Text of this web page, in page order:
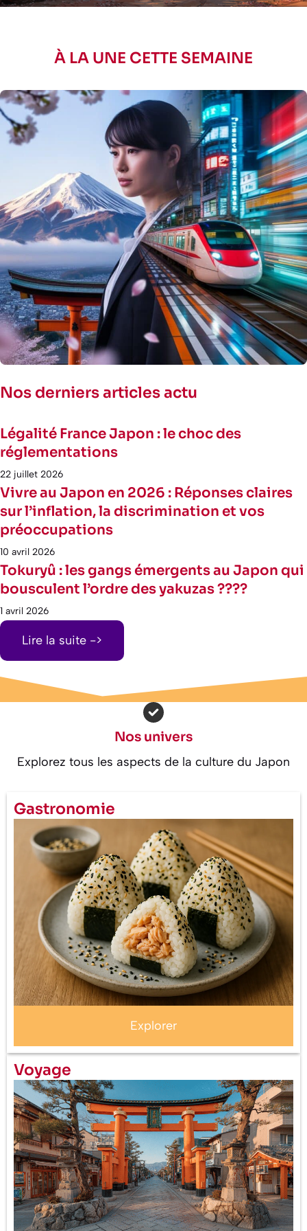
À LA UNE CETTE SEMAINE
Nos derniers articles actu
Légalité France Japon : le choc des
réglementations
22 juillet 2026
Vivre au Japon en 2026 : Réponses claires
sur l’inflation, la discrimination et vos
préoccupations
10 avril 2026
Tokuryû : les gangs émergents au Japon qui
bousculent l’ordre des yakuzas ????
1 avril 2026
Lire la suite ->
Nos univers
Explorez tous les aspects de la culture du Japon
Gastronomie
Explorer
Voyage